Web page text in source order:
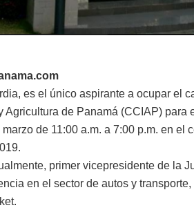
es el único aspirante a ocupar el
Agricultura de Panamá (CCIAP)
de 11:00 a.m. a 7:00 p.m. en el
primer vicepresidente de la
en el sector de autos y